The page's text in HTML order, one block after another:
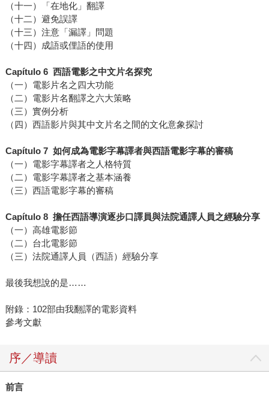
（十一）「在地化」翻譯
（十二）避免誤譯
（十三）注意「漏譯」問題
（十四）成語或俚語的使用
Capítulo 6 西語電影之中文片名探究
（一）電影片名之四大功能
（二）電影片名翻譯之六大策略
（三）實例分析
（四）西語影片與其中文片名之間的文化意象探討
Capítulo 7 如何成為電影字幕譯者與西語電影字幕的審稿
（一）電影字幕譯者之人格特質
（二）電影字幕譯者之基本涵養
（三）西語電影字幕的審稿
Capítulo 8 擔任西語導演逐步口譯員與法院通譯人員之經驗分享
（一）高雄電影節
（二）台北電影節
（三）法院通譯人員（西語）經驗分享
最後我想說的是……
附錄：102部由我翻譯的電影資料
參考文獻
序／導讀
前言